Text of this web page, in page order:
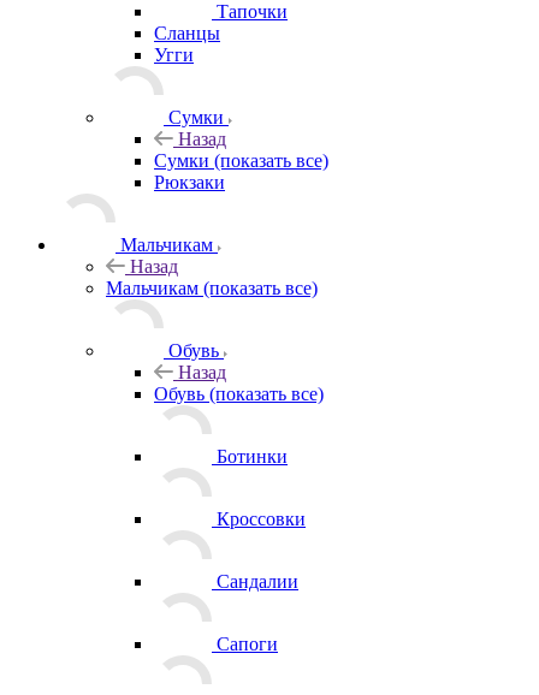
Тапочки
Сланцы
Угги
Сумки
Назад
Сумки (показать все)
Рюкзаки
Мальчикам
Назад
Мальчикам (показать все)
Обувь
Назад
Обувь (показать все)
Ботинки
Кроссовки
Сандалии
Сапоги